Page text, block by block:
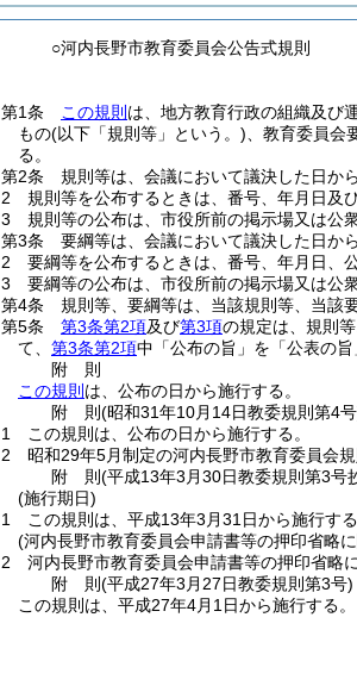
○河内長野市教育委員会公告式規則
第1条
この規則 は、地方教育行政の組織及び
もの(以下「規則等」という。) 、教育委員
る。
第2条
規則等は、会議において議決した日か
2
規則等を公布するときは、番号、年月日及
3
規則等の公布は、市役所前の掲示場又は公
第3条
要綱等は、会議において議決した日か
2
要綱等を公布するときは、番号、年月日、
3
要綱等の公布は、市役所前の掲示場又は公
第4条
規則等、要綱等は、当該規則等、当該
第5条
第3条第2項及び第3項の規定は、規則
て、 第3条第2項中「公布の旨」を「公表の旨
附 則
この規則 は、公布の日から施行する。
附 則(昭和31年10月14日教委規則第4
1
この規則は、公布の日から施行する。
2
昭和29年5月制定の河内長野市教育委員会規
附 則(平成13年3月30日教委規則第3号
(施行期日)
1
この規則は、平成13年3月31日から施行する
(河内長野市教育委員会申請書等の押印省略
2
河内長野市教育委員会申請書等の押印省略
附 則(平成27年3月27日教委規則第3号)
この規則は、平成27年4月1日から施行する。